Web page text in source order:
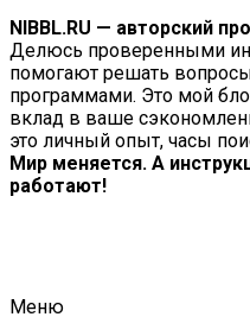
NIBBL.RU — авторский
Делюсь проверенными
помогают решать
программами. Это мой
вклад в ваше
это личный опыт, часы
Мир меняется. А
работают!
Меню